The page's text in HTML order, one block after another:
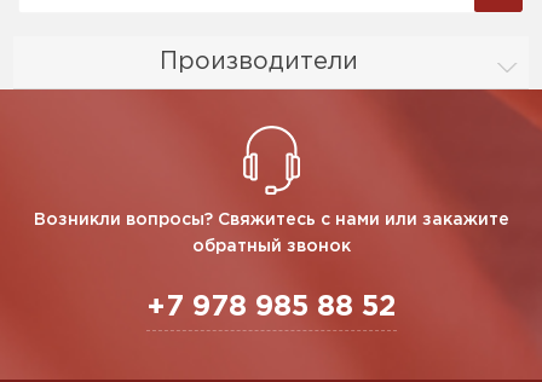
Производители
Возникли вопросы? Свяжитесь с нами или закажите
обратный звонок
+7 978 985 88 52